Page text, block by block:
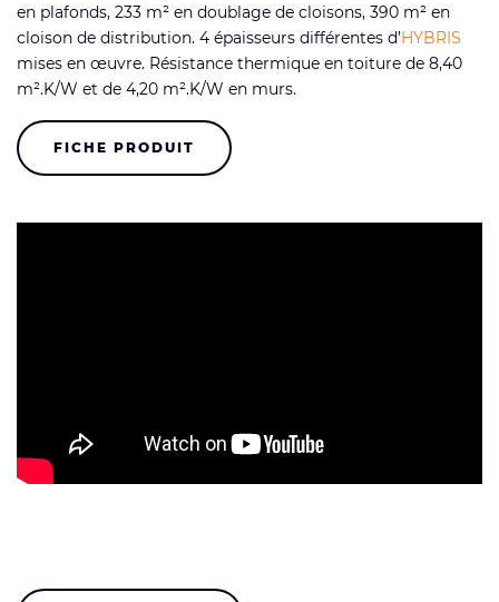
en plafonds, 233 m² en doublage de cloisons, 390 m² en
cloison de distribution. 4 épaisseurs différentes d’HYBRIS
mises en œuvre. Résistance thermique en toiture de 8,40
m².K/W et de 4,20 m².K/W en murs.
FICHE PRODUIT